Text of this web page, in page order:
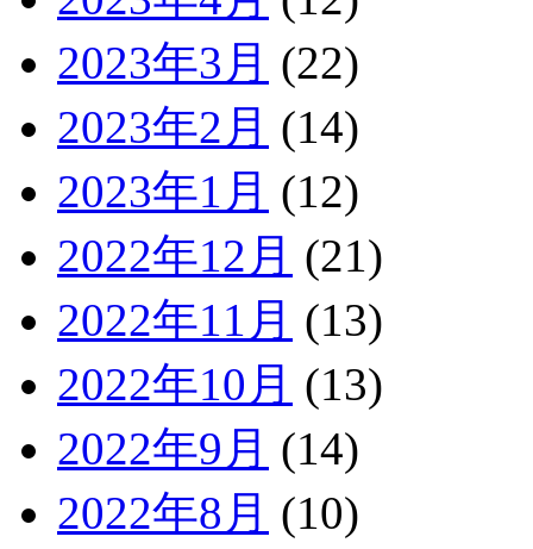
2023年3月 (22)
2023年2月 (14)
2023年1月 (12)
2022年12月 (21)
2022年11月 (13)
2022年10月 (13)
2022年9月 (14)
2022年8月 (10)